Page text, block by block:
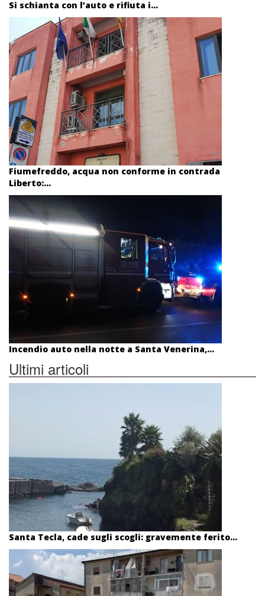
Si schianta con l’auto e rifiuta i...
Fiumefreddo, acqua non conforme in contrada
Liberto:...
Incendio auto nella notte a Santa Venerina,...
Ultimi articoli
Santa Tecla, cade sugli scogli: gravemente ferito...